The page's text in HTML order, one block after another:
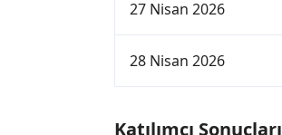
27 Nisan 2026
28 Nisan 2026
Katılımcı Sonuçları